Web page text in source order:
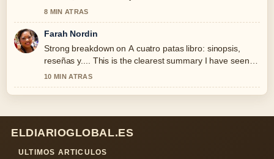
this.
8 MIN ATRAS
Farah Nordin
Strong breakdown on A cuatro patas libro: sinopsis,
reseñas y.... This is the clearest summary I have seen
today.
10 MIN ATRAS
ELDIARIOGLOBAL.ES
ULTIMOS ARTICULOS